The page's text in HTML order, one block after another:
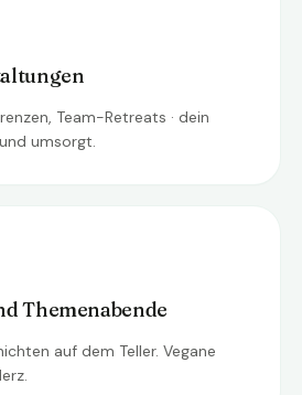
Team-Retreats · dein
umsorgt.
Themenabende
auf dem Teller. Vegane